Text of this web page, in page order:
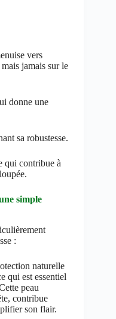
vers
jamais sur le
donne une
sa robustesse.
qui contribue à
simple
:
naturelle
qui est essentiel
peau
contribue
son flair.